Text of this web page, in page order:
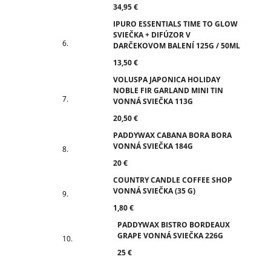
34,95 €
IPURO ESSENTIALS TIME TO GLOW
SVIEČKA + DIFÚZOR V
DARČEKOVOM BALENÍ 125G / 50ML
13,50 €
VOLUSPA JAPONICA HOLIDAY
NOBLE FIR GARLAND MINI TIN
VONNÁ SVIEČKA 113G
20,50 €
PADDYWAX CABANA BORA BORA
VONNÁ SVIEČKA 184G
20 €
COUNTRY CANDLE COFFEE SHOP
VONNÁ SVIEČKA (35 G)
1,80 €
PADDYWAX BISTRO BORDEAUX
GRAPE VONNÁ SVIEČKA 226G
25 €